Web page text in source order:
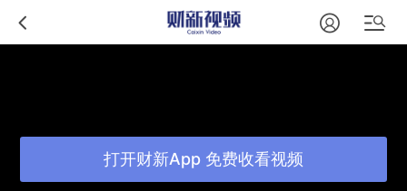
打开财新App 免费收看视频